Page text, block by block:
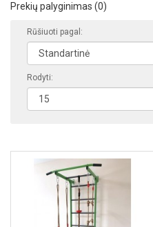
Prekių palyginimas (0)
Rūšiuoti pagal:
Rodyti: